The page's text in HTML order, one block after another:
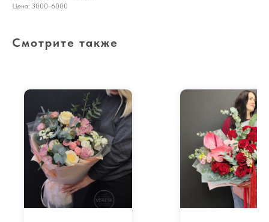
Цена: 3000-6000
Смотрите также